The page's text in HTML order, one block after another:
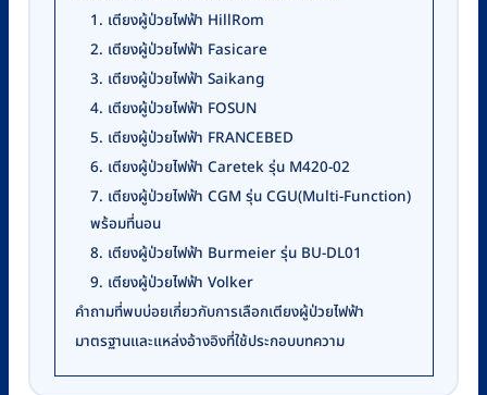
1. เตียงผู้ป่วยไฟฟ้า HillRom
2. เตียงผู้ป่วยไฟฟ้า Fasicare
3. เตียงผู้ป่วยไฟฟ้า Saikang
4. เตียงผู้ป่วยไฟฟ้า FOSUN
5. เตียงผู้ป่วยไฟฟ้า FRANCEBED
6. เตียงผู้ป่วยไฟฟ้า Caretek รุ่น M420-02
7. เตียงผู้ป่วยไฟฟ้า CGM รุ่น CGU(Multi-Function)
พร้อมที่นอน
8. เตียงผู้ป่วยไฟฟ้า Burmeier รุ่น BU-DL01
9. เตียงผู้ป่วยไฟฟ้า Volker
คำถามที่พบบ่อยเกี่ยวกับการเลือกเตียงผู้ป่วยไฟฟ้า
มาตรฐานและแหล่งอ้างอิงที่ใช้ประกอบบทความ